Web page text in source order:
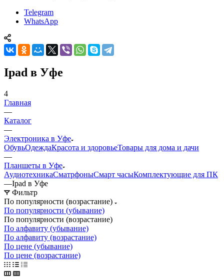
Telegram
WhatsApp
Ipad в Уфе
4
Главная
—
Каталог
—
Электроника в Уфе
ОбувьОдеждаКрасота и здоровьеТовары для дома и дачи
—
Планшеты в Уфе
АудиотехникаСматрфоныСмарт часыКомплектующие для ПК
—Ipad в Уфе
Фильтр
По популярности (возрастание)
По популярности (убывание)
По популярности (возрастание)
По алфавиту (убывание)
По алфавиту (возрастание)
По цене (убывание)
По цене (возрастание)